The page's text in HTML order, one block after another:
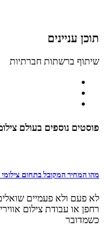
תוכן עניינים
שיתוף ברשתות חברתיות
פוסטים נוספים בעולם
מהו המחיר המקובל בתחום צילומי רחפן?
לא פעם ולא פעמיים
רחפן או עבודת צילום
כשמדובר